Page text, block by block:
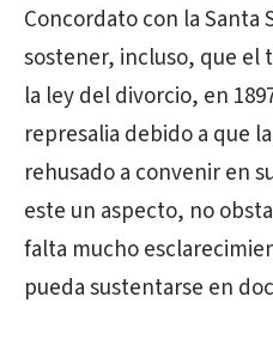
Concordato con la Santa
sostener, incluso, que el
la ley del divorcio, en
represalia debido a que
rehusado a convenir en
este un aspecto, no
falta mucho
pueda sustentarse en